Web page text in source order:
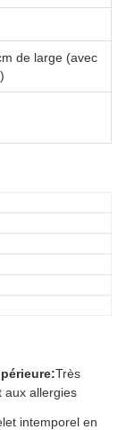
de large (avec
Très
aux allergies
intemporel en